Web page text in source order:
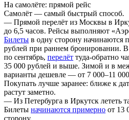
На самолёте: прямой рейс
Самолёт — самый быстрый способ.
— Прямой перелёт из Москвы в
до 6,5 часов. Рейсы выполняют
Билеты в одну сторону начинаются
рублей при раннем бронировании.
по сентябрь, перелёт туда-обратно
35 000 рублей и выше. Зимой и в
варианты дешевле — от 7 000–11
Покупать лучше заранее: ближе к
растут заметно.
— Из Петербурга в Иркутск лететь
Билеты начинаются примерно от 13